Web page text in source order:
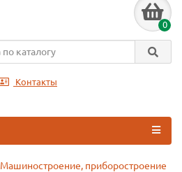
0
Контакты
Машиностроение, приборостроение